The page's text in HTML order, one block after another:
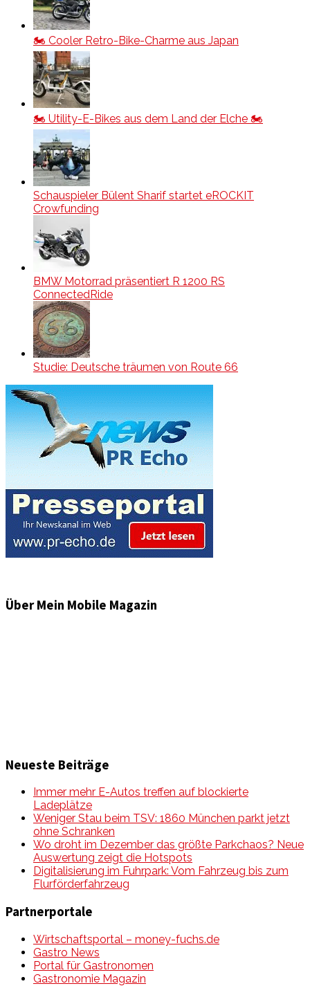
🏍️ Cooler Retro-Bike-Charme aus Japan
🏍️ Utility-E-Bikes aus dem Land der Elche 🏍️
Schauspieler Bülent Sharif startet eROCKIT
Crowfunding
BMW Motorrad präsentiert R 1200 RS
ConnectedRide
Studie: Deutsche träumen von Route 66
Über Mein Mobile Magazin
Neueste Beiträge
Immer mehr E-Autos treffen auf blockierte
Ladeplätze
Weniger Stau beim TSV: 1860 München parkt jetzt
ohne Schranken
Wo droht im Dezember das größte Parkchaos? Neue
Auswertung zeigt die Hotspots
Digitalisierung im Fuhrpark: Vom Fahrzeug bis zum
Flurförderfahrzeug
Partnerportale
Wirtschaftsportal – money-fuchs.de
Gastro News
Portal für Gastronomen
Gastronomie Magazin